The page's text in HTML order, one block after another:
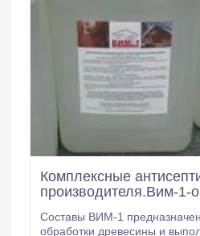
Комплексные
производителя.Вим-1-
Составы ВИМ-1
обработки древесины и